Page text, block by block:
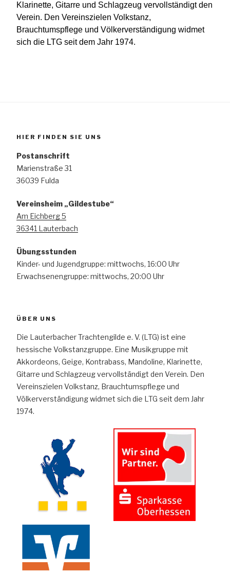
Klarinette, Gitarre und Schlagzeug vervollständigt den
Verein. Den Vereinszielen Volkstanz,
Brauchtumspflege und Völkerverständigung widmet
sich die LTG seit dem Jahr 1974.
HIER FINDEN SIE UNS
Postanschrift
Marienstraße 31
36039 Fulda
Vereinsheim „Gildestube“
Am Eichberg 5
36341 Lauterbach
Übungsstunden
Kinder- und Jugendgruppe: mittwochs, 16:00 Uhr
Erwachsenengruppe: mittwochs, 20:00 Uhr
ÜBER UNS
Die Lauterbacher Trachtengilde e. V. (LTG) ist eine
hessische Volkstanzgruppe. Eine Musikgruppe mit
Akkordeons, Geige, Kontrabass, Mandoline, Klarinette,
Gitarre und Schlagzeug vervollständigt den Verein. Den
Vereinszielen Volkstanz, Brauchtumspflege und
Völkerverständigung widmet sich die LTG seit dem Jahr
1974.